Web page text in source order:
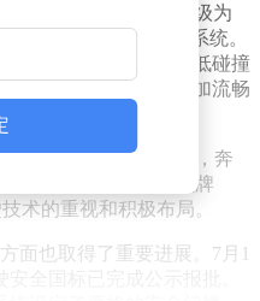
作模式已从HI模式升级为
为乾崑ADS高阶智驾系统。
碰撞能力，可有效降低碰撞
能力，让驾驶过程更加流畅
正在加速推进。此前，奔
企已先后获得L3测试牌
术的重视和积极布局。
面也取得了重要进展。7月1